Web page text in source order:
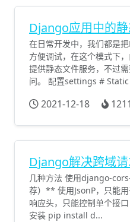
Django应用中的
在日常开发中，我们都是
方便调试，在这个模式下
提供静态文件服务，不过
问。 配置settings # Static
2021-12-18 1211
Django解决跨域
几种方法 使用django-
荐）** 使用JsonP，只能
响应头，只能控制单个接
安装 pip install d...